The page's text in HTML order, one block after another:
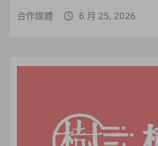
合作媒體 6 月 25, 2026